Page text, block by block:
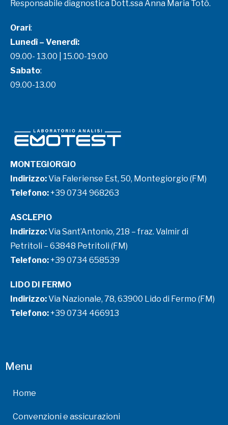
Responsabile diagnostica Dott.ssa Anna Maria Totò.
Orari:
Lunedì – Venerdì:
09.00- 13.00 | 15.00-19.00
Sabato:
09.00-13.00
MONTEGIORGIO
Indirizzo:Via Faleriense Est, 50, Montegiorgio (FM)
Telefono:+39 0734 968263
ASCLEPIO
Indirizzo:Via Sant’Antonio, 218 – fraz. Valmir di
Petritoli – 63848 Petritoli (FM)
Telefono:+39 0734 658539
LIDO DI FERMO
Indirizzo:Via Nazionale, 78, 63900 Lido di Fermo (FM)
Telefono:+39 0734 466913
Menu
Home
Convenzioni e assicurazioni